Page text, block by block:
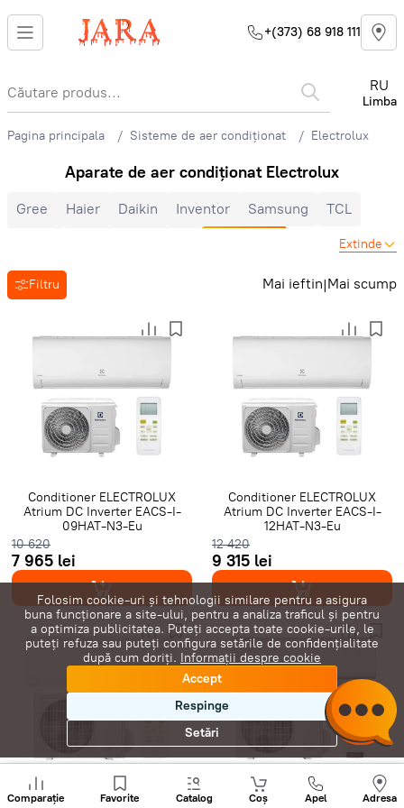
+(373) 68 918 111
RU
Limba
Pagina principala Sisteme de aer condiționat Electrolux
Aparate de aer condiționat Electrolux
Gree Haier Daikin Inventor Samsung
TCL
Cooper&Hunter
Auratsu
Candy
Mitsubishi Heavy
Zanussi MDV Heiko
Energolux
Royal Clima
Ariston Vara-iarna
Inverter
Gree Inverter
Clasă A+++ 7000 BTU
9000 BTU
12000 BTU
16000 BTU 18000 BTU
24000 BTU
50 m²
60 m² 65 m² 70 m² 80 m² Cu Wi-Fi
Extinde
Filtru Mai ieftin|Mai scump
Conditioner ELECTROLUX
Atrium DC Inverter EACS-I-
09HAT-N3-Eu
10 620
7 965 lei
Conditioner ELECTROLUX
Atrium DC Inverter EACS-I-
12HAT-N3-Eu
12 420
9 315 lei
Conditioner ELECTROLUX
Conditioner ELECTROLUX
Comparație Favorite Catalog Coș Apel Adresa
Sunați
+
Folosim cookie-uri și tehnologii similare pentru a asigura
buna funcționare a site-ului, pentru a analiza traficul și pentru
a optimiza publicitatea. Puteți accepta toate cookie-urile, le
puteți refuza sau puteți configura setările de confidențialitate
după cum doriți. Informații despre cookie
Accept
Respinge
Setări